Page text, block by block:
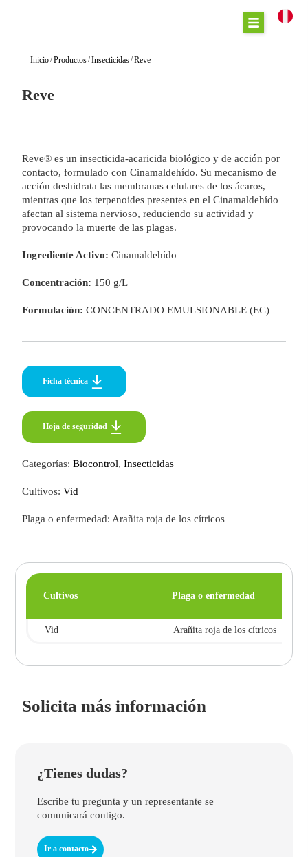
Inicio/Productos/Insecticidas/Reve
Reve
Reve® es un insecticida-acaricida biológico y de acción por
contacto, formulado con Cinamaldehído. Su mecanismo de
acción deshidrata las membranas celulares de los ácaros,
mientras que los terpenoides presentes en el Cinamaldehído
afectan al sistema nervioso, reduciendo su actividad y
provocando la muerte de las plagas.
Ingrediente Activo:Cinamaldehído
Concentración: 150 g/L
Formulación:CONCENTRADO EMULSIONABLE (EC)
Ficha técnica
Hoja de seguridad
Categorías:Biocontrol,Insecticidas
Cultivos:Vid
Plaga o enfermedad: Arañita roja de los cítricos
Cultivos Plaga o enfermedad
Vid Arañita roja de los cítricos
Solicita más información
¿Tienes dudas?
Escribe tu pregunta y un representante se
comunicará contigo.
Ir a contacto